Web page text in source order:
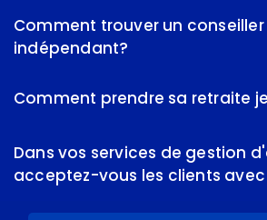
Comment trouver un
indépendant?
Comment prendre sa retraite
Dans vos services de gestion
acceptez-vous les clients avec